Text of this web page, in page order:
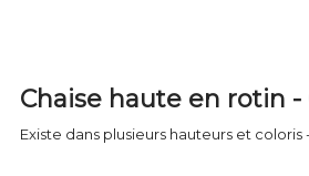
Chaise haute en rotin -
Existe dans plusieurs hauteurs et coloris